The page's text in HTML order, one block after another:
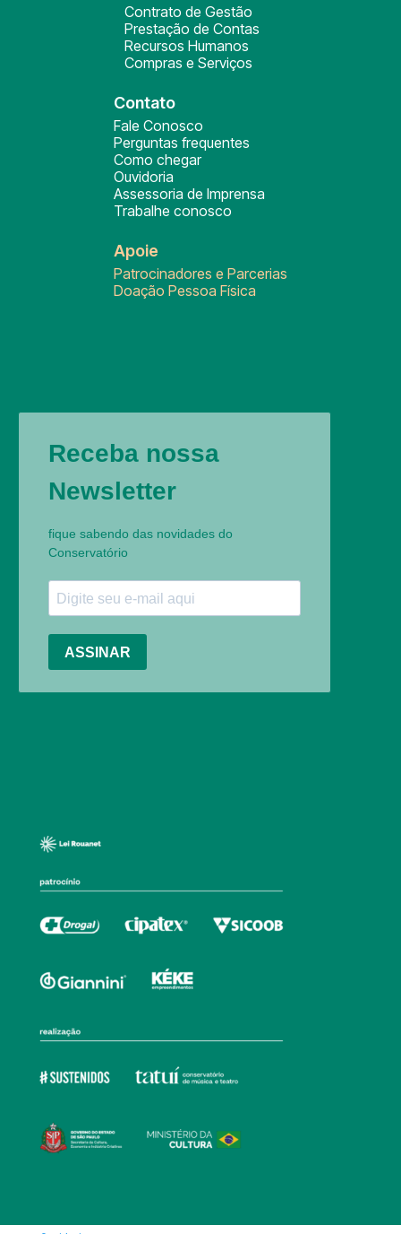
Contrato de Gestão
Prestação de Contas
Recursos Humanos
Compras e Serviços
Contato
Fale Conosco
Perguntas frequentes
Como chegar
Ouvidoria
Assessoria de Imprensa
Trabalhe conosco
Apoie
Patrocinadores e Parcerias
Doação Pessoa Física